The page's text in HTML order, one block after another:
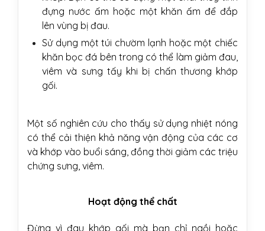
đựng nước ấm hoặc một khăn ấm để đắp
lên vùng bị đau.
Sử dụng một túi chườm lạnh hoặc một chiếc
khăn bọc đá bên trong có thể làm giảm đau,
viêm và sưng tấy khi bị chấn thương khớp
gối.
Một số nghiên cứu cho thấy sử dụng nhiệt nóng
có thể cải thiện khả năng vận động của các cơ
và khớp vào buổi sáng, đồng thời giảm các triệu
chứng sưng, viêm.
Hoạt động thể chất
Đừng vì đau khớp gối mà bạn chỉ ngồi hoặc